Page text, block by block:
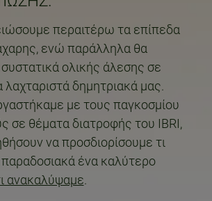
περαιτέρω τα επίπεδα
ενώ παράλληλα θα
ολικής άλεσης σε
δημητριακά μας.
με τους παγκοσμίου
σε θέματα διατροφής του IBRI,
να προσδιορίσουμε τι
ένα καλύτερο
ανακαλύψαμε.